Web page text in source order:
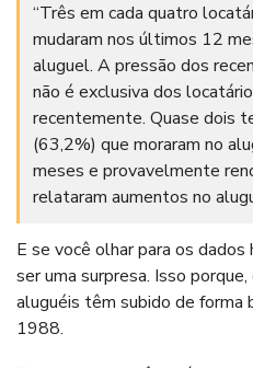
“Três em cada quatro
mudaram nos últimos 12
aluguel. A pressão dos
não é exclusiva dos
recentemente. Quase dois
(63,2%) que moraram no
meses e provavelmente
relataram aumentos no
E se você olhar para os
ser uma surpresa. Isso
aluguéis têm subido de
1988.